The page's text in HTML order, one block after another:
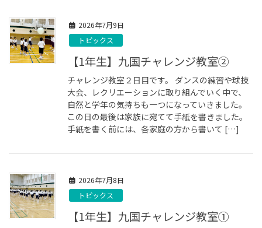
2026年7月9日
トピックス
【1年生】九国チャレンジ教室➁
チャレンジ教室２日目です。 ダンスの練習や球技
大会、レクリエーションに取り組んでいく中で、
自然と学年の気持ちも一つになっていきました。
この日の最後は家族に宛てて手紙を書きました。
手紙を書く前には、各家庭の方から書いて […]
2026年7月8日
トピックス
【1年生】九国チャレンジ教室①